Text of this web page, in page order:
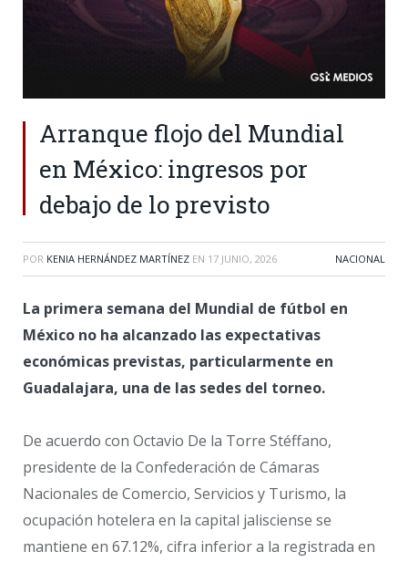
Arranque flojo del Mundial
en México: ingresos por
debajo de lo previsto
POR KENIA HERNÁNDEZ MARTÍNEZ EN 17 JUNIO, 2026 NACIONAL
La primera semana del Mundial de fútbol en
México no ha alcanzado las expectativas
económicas previstas, particularmente en
Guadalajara, una de las sedes del torneo.
De acuerdo con Octavio De la Torre Stéffano,
presidente de la Confederación de Cámaras
Nacionales de Comercio, Servicios y Turismo, la
ocupación hotelera en la capital jalisciense se
mantiene en 67.12%, cifra inferior a la registrada en